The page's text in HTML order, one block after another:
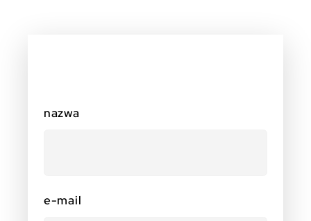
nazwa
e-mail